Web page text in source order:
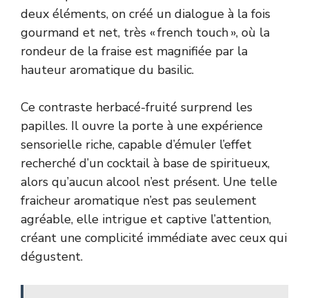
deux éléments, on créé un dialogue à la fois
gourmand et net, très « french touch », où la
rondeur de la fraise est magnifiée par la
hauteur aromatique du basilic.
Ce contraste herbacé-fruité surprend les
papilles. Il ouvre la porte à une expérience
sensorielle riche, capable d’émuler l’effet
recherché d’un cocktail à base de spiritueux,
alors qu’aucun alcool n’est présent. Une telle
fraicheur aromatique n’est pas seulement
agréable, elle intrigue et captive l’attention,
créant une complicité immédiate avec ceux qui
dégustent.